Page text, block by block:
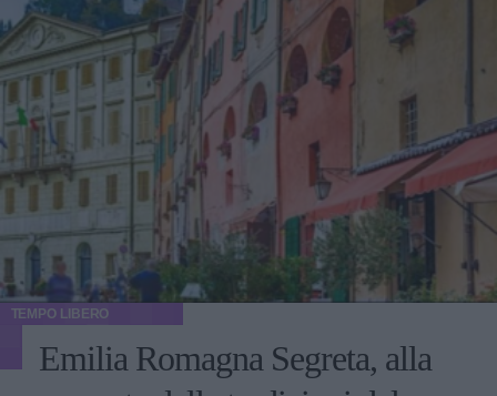
TEMPO LIBERO
Emilia Romagna Segreta, alla